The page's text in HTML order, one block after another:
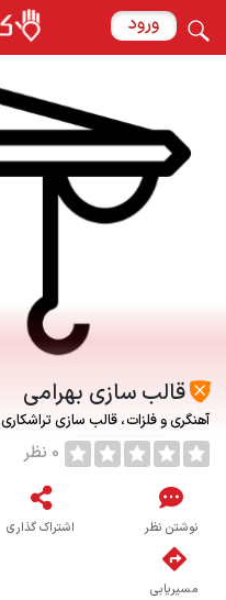
ورود
قالب سازی بهرامی
آهنگری و فلزات قالب سازی تراشکاری
0 نظر
نوشتن نظر اشتراک گذاری
مسیریابی